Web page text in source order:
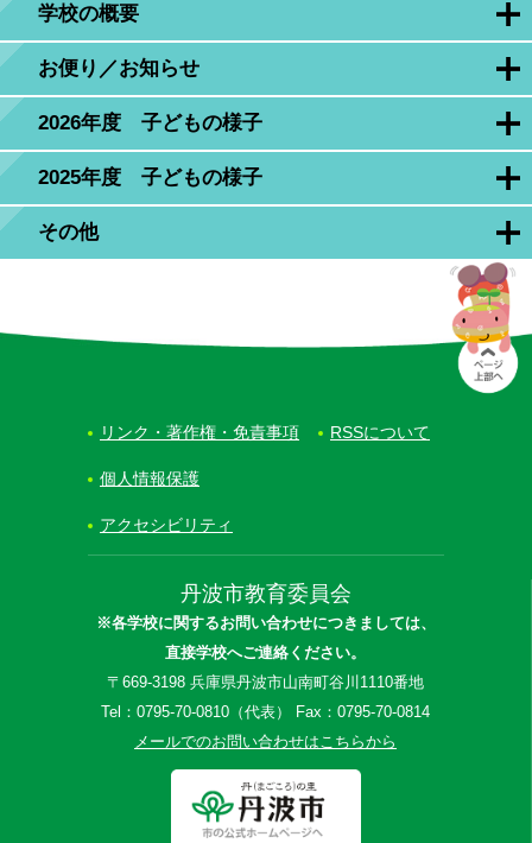
学校の概要
お便り／お知らせ
2026年度 子どもの様子
2025年度 子どもの様子
その他
丹波市教育委員会
※各学校に関するお問い合わせにつきましては、
直接学校へご連絡ください。
〒669-3198 兵庫県丹波市山南町谷川1110番地
Tel：0795-70-0810（代表） Fax：0795-70-0814
メールでのお問い合わせはこちらから
リンク・著作権・免責事項 RSSについて
個人情報保護
アクセシビリティ